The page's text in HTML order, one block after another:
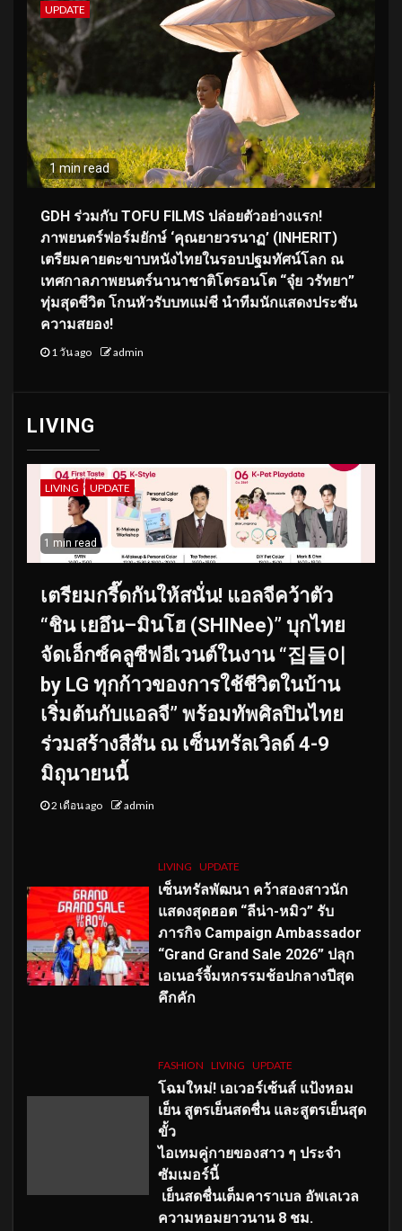
UPDATE
1 min read
GDH ร่วมกับ TOFU FILMS ปล่อยตัวอย่างแรก!
ภาพยนตร์ฟอร์มยักษ์ ‘คุณยายวรนาฏ’ (INHERIT)
เตรียมคายตะขาบหนังไทยในรอบปฐมทัศน์โลก ณ
เทศกาลภาพยนตร์นานาชาติโตรอนโต “จุ๋ย วรัทยา”
ทุ่มสุดชีวิต โกนหัวรับบทแม่ชี นำทีมนักแสดงประชัน
ความสยอง!
1 วัน ago admin
LIVING
LIVING UPDATE
1 min read
เตรียมกรี๊ดกันให้สนั่น! แอลจีคว้าตัว
“ชิน เยอึน–มินโฮ (SHINee)” บุกไทย
จัดเอ็กซ์คลูซีฟอีเวนต์ในงาน “집들이
by LG ทุกก้าวของการใช้ชีวิตในบ้าน
เริ่มต้นกับแอลจี” พร้อมทัพศิลปินไทย
ร่วมสร้างสีสัน ณ เซ็นทรัลเวิลด์ 4-9
มิถุนายนนี้
2 เดือน ago admin
LIVING UPDATE
เซ็นทรัลพัฒนา คว้าสองสาวนัก
แสดงสุดฮอต “ลีน่า-หมิว” รับ
ภารกิจ Campaign Ambassador
“Grand Grand Sale 2026” ปลุก
เอเนอร์จี้มหกรรมช้อปกลางปีสุด
คึกคัก
FASHION LIVING UPDATE
โฉมใหม่! เอเวอร์เซ้นส์ แป้งหอม
เย็น สูตรเย็นสดชื่น และสูตรเย็นสุด
ขั้ว
ไอเทมคู่กายของสาว ๆ ประจำ
ซัมเมอร์นี้
เย็นสดชื่นเต็มคาราเบล อัพเลเวล
ความหอมยาวนาน 8 ชม.